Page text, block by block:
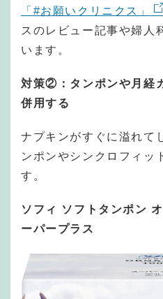
「#お願いクリニクス」
スのレビュー記事や婦人
います。
対策②：タンポンや月経
併用する
ナプキンがすぐに溢れて
ンポンやシンクロフィッ
す。
ソフィ ソフトタンポン
ーパープラス